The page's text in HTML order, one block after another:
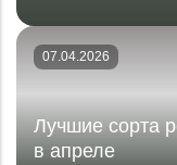
07.04.2026
Лучшие сорта
в апреле